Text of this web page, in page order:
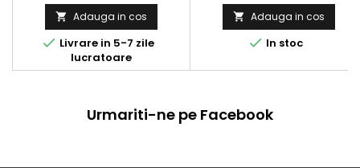
 Adauga in cos
 Livrare in 5-7 zile
lucratoare
 Adauga in cos
 In stoc
Urmariti-ne pe Facebook